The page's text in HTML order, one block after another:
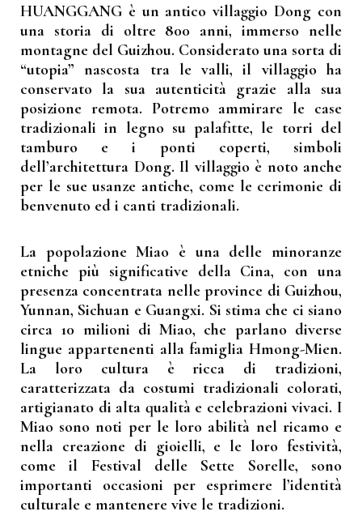
HUANGGANG è un antico villaggio Dong con
una storia di oltre 800 anni, immerso nelle
montagne del Guizhou. Considerato una sorta di
“utopia” nascosta tra le valli, il villaggio ha
conservato la sua autenticità grazie alla sua
posizione remota. Potremo ammirare le case
tradizionali in legno su palafitte, le torri del
tamburo e i ponti coperti, simboli
dell’architettura Dong. Il villaggio è noto anche
per le sue usanze antiche, come le cerimonie di
benvenuto ed i canti tradizionali.
La popolazione Miao è una delle minoranze
etniche più significative della Cina, con una
presenza concentrata nelle province di Guizhou,
Yunnan, Sichuan e Guangxi. Si stima che ci siano
circa 10 milioni di Miao, che parlano diverse
lingue appartenenti alla famiglia Hmong-Mien.
La loro cultura è ricca di tradizioni,
caratterizzata da costumi tradizionali colorati,
artigianato di alta qualità e celebrazioni vivaci. I
Miao sono noti per le loro abilità nel ricamo e
nella creazione di gioielli, e le loro festività,
come il Festival delle Sette Sorelle, sono
importanti occasioni per esprimere l’identità
culturale e mantenere vive le tradizioni.